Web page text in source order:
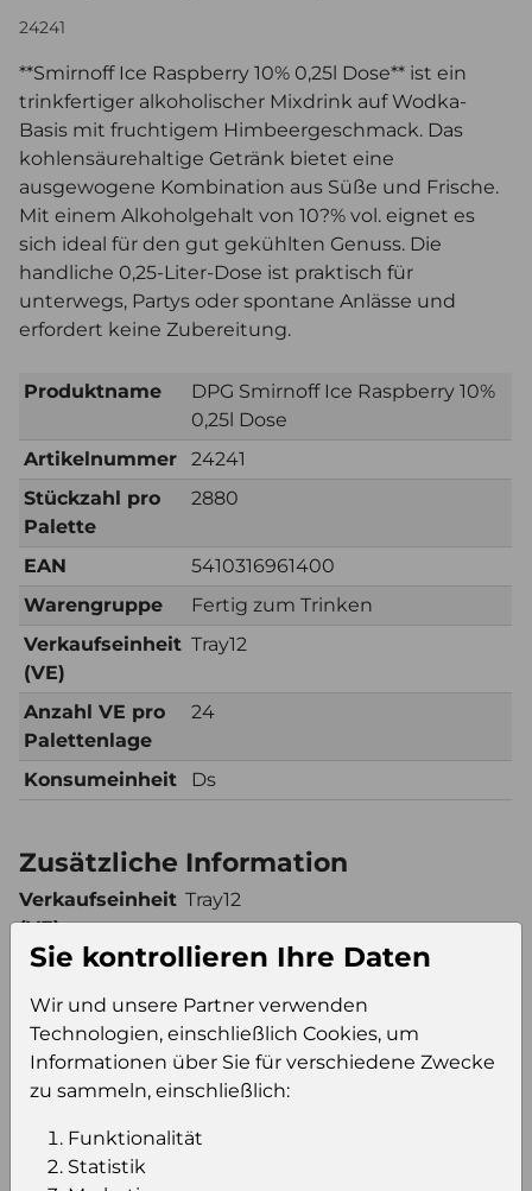
24241
**Smirnoff Ice Raspberry 10% 0,25l Dose** ist ein
trinkfertiger alkoholischer Mixdrink auf Wodka-
Basis mit fruchtigem Himbeergeschmack. Das
kohlensäurehaltige Getränk bietet eine
ausgewogene Kombination aus Süße und Frische.
Mit einem Alkoholgehalt von 10?% vol. eignet es
sich ideal für den gut gekühlten Genuss. Die
handliche 0,25-Liter-Dose ist praktisch für
unterwegs, Partys oder spontane Anlässe und
erfordert keine Zubereitung.
Produktname
DPG Smirnoff Ice Raspberry 10%
0,25l Dose
Artikelnummer
24241
Stückzahl pro
Palette
2880
EAN
5410316961400
Warengruppe
Fertig zum Trinken
Verkaufseinheit
(VE)
Tray12
Anzahl VE pro
Palettenlage
24
Konsumeinheit Ds
Zusätzliche Information
Verkaufseinheit
(VE)
Tray12
Verkaufseinheit 240
Konsumeinheit
Stückzahl pro
Palette
2880
Einloggen um den Preis zu
Sie kontrollieren Ihre Daten
Wir und unsere Partner verwenden
Technologien, einschließlich Cookies, um
Informationen über Sie für verschiedene Zwecke
zu sammeln, einschließlich:
Funktionalität
Statistik